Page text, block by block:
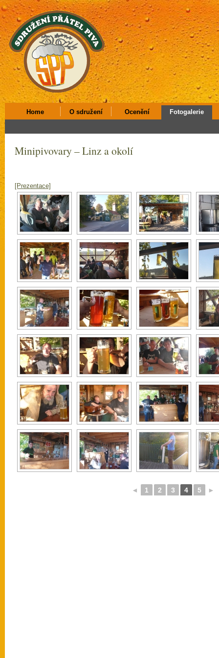
Home O sdružení Ocenění Fotogalerie
Minipivovary – Linz a okolí
[Prezentace]
◄ 1 2 3 4 5 ►